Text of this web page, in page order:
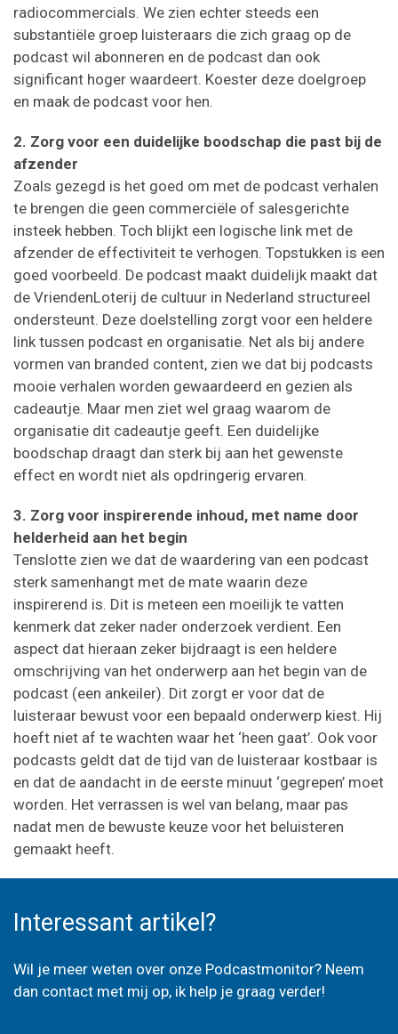
radiocommercials. We zien echter steeds een
substantiële groep luisteraars die zich graag op de
podcast wil abonneren en de podcast dan ook
significant hoger waardeert. Koester deze doelgroep
en maak de podcast voor hen.
2. Zorg voor een duidelijke boodschap die past bij de
afzender
Zoals gezegd is het goed om met de podcast verhalen
te brengen die geen commerciële of salesgerichte
insteek hebben. Toch blijkt een logische link met de
afzender de effectiviteit te verhogen. Topstukken is een
goed voorbeeld. De podcast maakt duidelijk maakt dat
de VriendenLoterij de cultuur in Nederland structureel
ondersteunt. Deze doelstelling zorgt voor een heldere
link tussen podcast en organisatie. Net als bij andere
vormen van branded content, zien we dat bij podcasts
mooie verhalen worden gewaardeerd en gezien als
cadeautje. Maar men ziet wel graag waarom de
organisatie dit cadeautje geeft. Een duidelijke
boodschap draagt dan sterk bij aan het gewenste
effect en wordt niet als opdringerig ervaren.
3. Zorg voor inspirerende inhoud, met name door
helderheid aan het begin
Tenslotte zien we dat de waardering van een podcast
sterk samenhangt met de mate waarin deze
inspirerend is. Dit is meteen een moeilijk te vatten
kenmerk dat zeker nader onderzoek verdient. Een
aspect dat hieraan zeker bijdraagt is een heldere
omschrijving van het onderwerp aan het begin van de
podcast (een ankeiler). Dit zorgt er voor dat de
luisteraar bewust voor een bepaald onderwerp kiest. Hij
hoeft niet af te wachten waar het ‘heen gaat’. Ook voor
podcasts geldt dat de tijd van de luisteraar kostbaar is
en dat de aandacht in de eerste minuut ‘gegrepen’ moet
worden. Het verrassen is wel van belang, maar pas
nadat men de bewuste keuze voor het beluisteren
gemaakt heeft.
Interessant artikel?
Wil je meer weten over onze Podcastmonitor? Neem
dan contact met mij op, ik help je graag verder!